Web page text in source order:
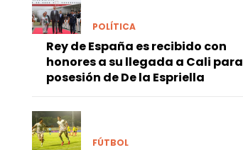
POLÍTICA
Rey de España es recibido con
honores a su llegada a Cali para
posesión de De la Espriella
FÚTBOL